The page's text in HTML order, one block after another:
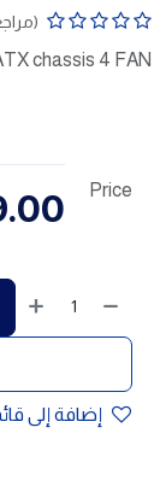
chassis 4 FAN
إضافة إلى
Price